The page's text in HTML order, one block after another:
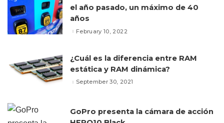
el año pasado, un máximo de 40
años
February 10, 2022
¿Cuál es la diferencia entre RAM
estática y RAM dinámica?
September 30, 2021
GoPro presenta la cámara de acción